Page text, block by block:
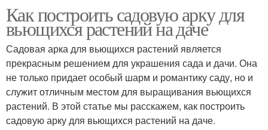
Как построить садовую арку для
вьющихся растений на даче
Садовая арка для вьющихся растений является
прекрасным решением для украшения сада и дачи. Она
не только придает особый шарм и романтику саду, но и
служит отличным местом для выращивания вьющихся
растений. В этой статье мы расскажем, как построить
садовую арку для вьющихся растений на даче.